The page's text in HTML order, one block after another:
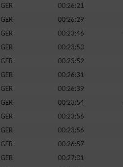
GER
00:26:21
GER
00:26:29
GER 00:23:46
GER
00:23:50
GER
00:23:52
GER
00:26:31
GER
00:26:39
GER 00:23:54
GER
00:23:56
GER
00:23:56
GER
00:26:57
GER
00:27:01